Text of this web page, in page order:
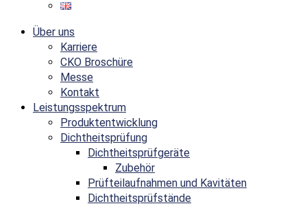
Über uns
Karriere
CKO Broschüre
Messe
Kontakt
Leistungsspektrum
Produktentwicklung
Dichtheitsprüfung
Dichtheitsprüfgeräte
Zubehör
Prüfteilaufnahmen und Kavitäten
Dichtheitsprüfstände